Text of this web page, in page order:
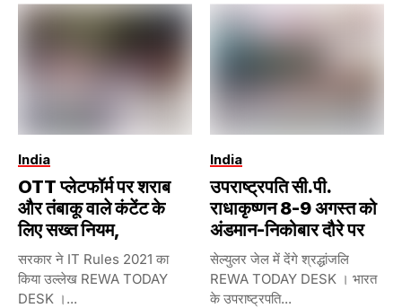
India
OTT प्लेटफॉर्म पर शराब
और तंबाकू वाले कंटेंट के
लिए सख्त नियम,
सरकार ने IT Rules 2021 का
किया उल्लेख REWA TODAY
DESK ।...
India
उपराष्ट्रपति सी.पी.
राधाकृष्णन 8-9 अगस्त को
अंडमान-निकोबार दौरे पर
सेल्युलर जेल में देंगे श्रद्धांजलि
REWA TODAY DESK । भारत
के उपराष्ट्रपति...